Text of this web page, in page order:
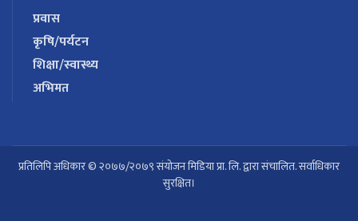
प्रवास
कृषि/पर्यटन
शिक्षा/स्वास्थ्य
अभिमत
प्रतिलिपि अधिकार © २०७७/२०७९ संयोजन मिडिया प्रा. लि. द्वारा संचालित. सर्वाधिकार
सुरक्षित।